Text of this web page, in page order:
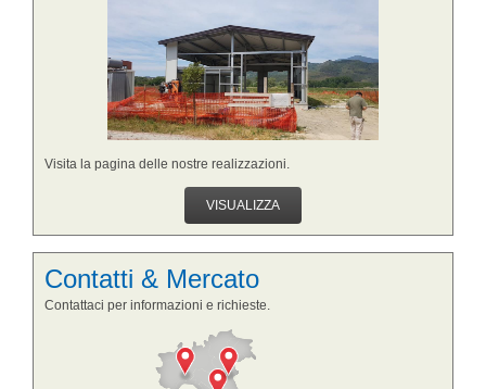
Visita la pagina delle nostre realizzazioni.
VISUALIZZA
Contatti & Mercato
Contattaci per informazioni e richieste.